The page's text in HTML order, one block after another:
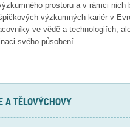
prostoru a v rámci nich
výzkumných kariér v
ve vědě a technologiích,
svého působení.
A TĚLOVÝCHOVY